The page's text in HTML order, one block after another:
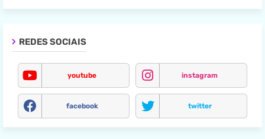
REDES SOCIAIS
youtube instagram
facebook twitter